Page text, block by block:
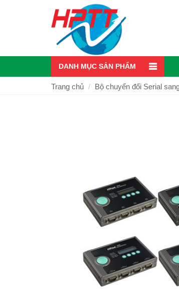
DANH MỤC SẢN PHẨM
Trang chủ Bộ chuyển đổi Serial